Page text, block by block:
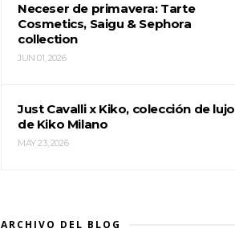
Neceser de primavera: Tarte
Cosmetics, Saigu & Sephora
collection
JUN 01, 2026
Just Cavalli x Kiko, colección de lujo
de Kiko Milano
MAY 23, 2026
ARCHIVO DEL BLOG